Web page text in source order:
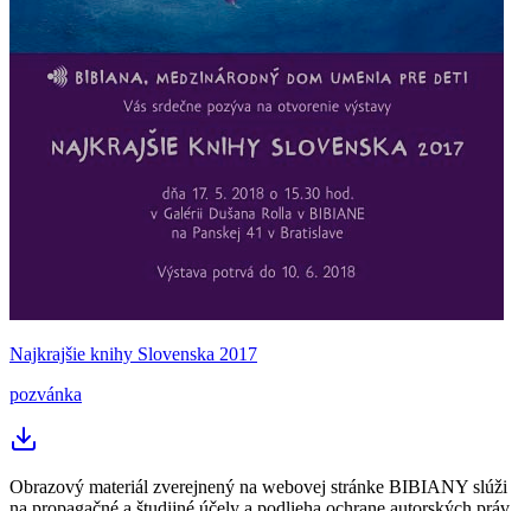
Najkrajšie knihy Slovenska 2017
pozvánka
Obrazový materiál zverejnený na webovej stránke BIBIANY slúži